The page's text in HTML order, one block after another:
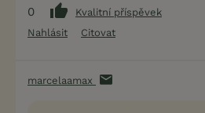
0
Kvalitní příspěvek
Nahlásit
Citovat
marcelaamax